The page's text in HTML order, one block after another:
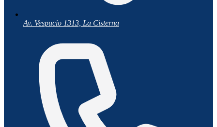
Av. Vespucio 1313, La Cisterna